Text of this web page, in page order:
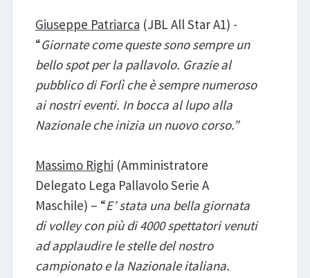
Giuseppe Patriarca (JBL All Star A1) -
“Giornate come queste sono sempre un
bello spot per la pallavolo. Grazie al
pubblico di Forlì che è sempre numeroso
ai nostri eventi. In bocca al lupo alla
Nazionale che inizia un nuovo corso.”
Massimo Righi (Amministratore
Delegato Lega Pallavolo Serie A
Maschile) – “E’ stata una bella giornata
di volley con più di 4000 spettatori venuti
ad applaudire le stelle del nostro
campionato e la Nazionale italiana.